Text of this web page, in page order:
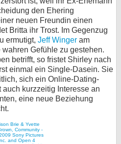
den Ehering
neuen Freundin einen
Britta ihr Trost. Im Gegenzug
ermutigt, Jeff Winger am
Gefühle zu gestehen.
betrifft, so fristet Shirley nach
einmal ein Single-Dasein. Sie
sich ein Online-Dating-
kurzzeitig Interesse an
eine neue Beziehung